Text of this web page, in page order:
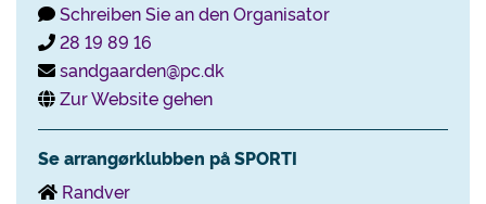
Schreiben Sie an den Organisator
28 19 89 16
sandgaarden@pc.dk
Zur Website gehen
Se arrangørklubben på SPORTI
Randver